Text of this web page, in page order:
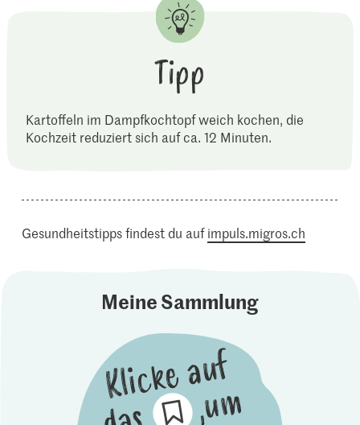
Tipp
Kartoffeln im Dampfkochtopf weich kochen, die
Kochzeit reduziert sich auf ca. 12 Minuten.
Gesundheitstipps findest du aufimpuls.migros.ch
Meine Sammlung